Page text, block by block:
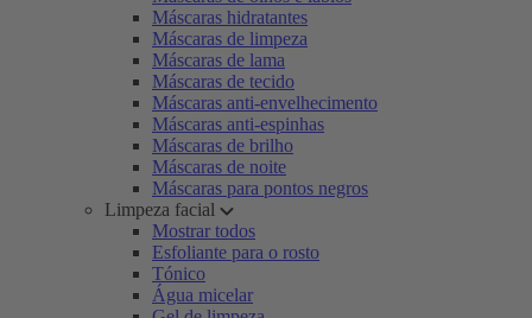
Máscaras hidratantes
Máscaras de limpeza
Máscaras de lama
Máscaras de tecido
Máscaras anti-envelhecimento
Máscaras anti-espinhas
Máscaras de brilho
Máscaras de noite
Máscaras para pontos negros
Limpeza facial
Mostrar todos
Esfoliante para o rosto
Tónico
Água micelar